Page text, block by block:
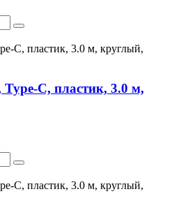
C, пластик, 3.0 м,